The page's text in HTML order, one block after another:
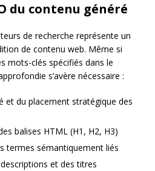
du contenu généré
de recherche représente un
de contenu web. Même si
mots-clés spécifiés dans le
s’avère nécessaire :
et du placement stratégique des
balises HTML (H1, H2, H3)
termes sémantiquement liés
et des titres